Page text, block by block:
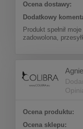
Kolczyki
Ocena dostawy:
Dodatkowy
Produkt spełnił
zadowolona,
Ocena produktu:
Ocena sklepu: